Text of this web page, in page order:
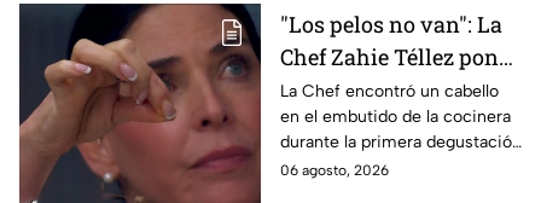
"Los pelos no van": La
Chef Zahie Téllez pone
en evidencia a Carmen
en la gala de mandiles
negros de MasterChef
24/7
La Chef encontró un cabello
en el embutido de la cocinera
durante la primera degustación
de la noche
06 agosto, 2026